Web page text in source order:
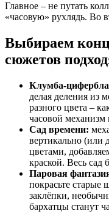
Главное – не путать
«часовую» рухлядь. Во
Выбираем
сюжетов
Клумба-
делая деления из
разного цвета –
часовой механизм
Сад времени:
вертикально (или
цветами,
краской. Весь сад
Паровая
покрасьте старые
заклёпки,
бархатцы станут